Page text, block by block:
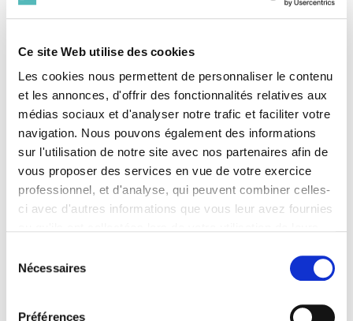
Ce site Web utilise des cookies
Les cookies nous permettent de personnaliser le contenu
et les annonces, d'offrir des fonctionnalités relatives aux
médias sociaux et d'analyser notre trafic et faciliter votre
navigation. Nous pouvons également des informations
sur l'utilisation de notre site avec nos partenaires afin de
vous proposer des services en vue de votre exercice
professionnel, et d'analyse, qui peuvent combiner celles-
ci avec d'autres informations que vous leur avez fournies
continuez à utiliser notre site Web.
Pour en savoir plus sur notre politique de traitement,
Nécessaires
Préférences
BLUME Henry
(1875-1915)
BOISGUÉRIN Alexandre
(1879-1916)
BOISSEAU Robert
BONHOURE René
(1891 - 1918)
BONJEAN Louis
(1883-1914)
BONNET André
BOUDIER Paul